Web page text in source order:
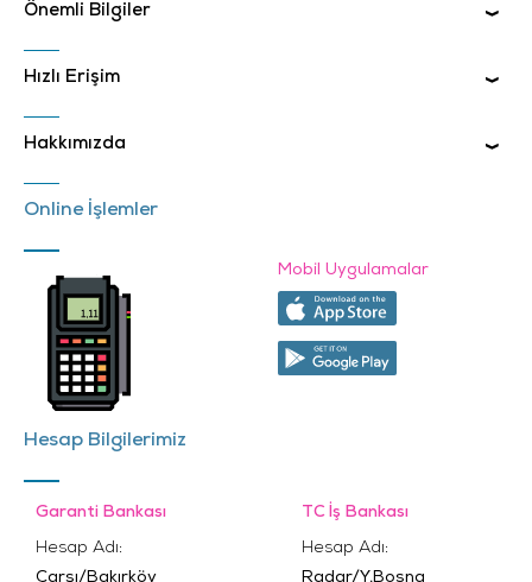
Önemli Bilgiler
Hızlı Erişim
Hakkımızda
Online İşlemler
Mobil Uygulamalar
Hesap Bilgilerimiz
Garanti Bankası
Hesap Adı:
Çarşı/Bakırköy
TC İş Bankası
Hesap Adı:
Radar/Y.Bosna